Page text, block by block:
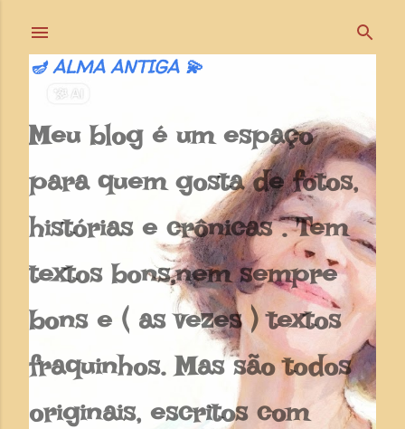
🪔 ALMA ANTIGA 💫
Meu blog é um espaço
para quem gosta de fotos,
histórias e crônicas . Tem
textos bons,nem sempre
bons e ( as vezes ) textos
fraquinhos. Mas são todos
originais, escritos com